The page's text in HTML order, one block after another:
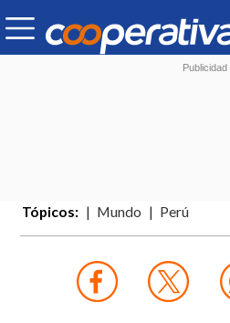
Tópicos: Mundo Perú